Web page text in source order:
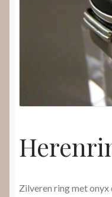
Zilveren ring met onyx